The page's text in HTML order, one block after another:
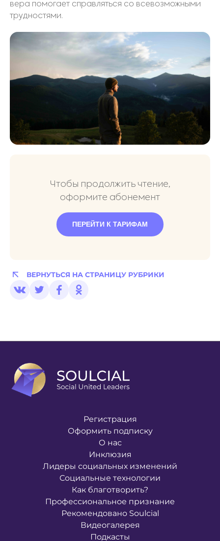
вера помогает справляться со всевозможными
трудностями.
Чтобы продолжить чтение,
оформите абонемент
ПЕРЕЙТИ К ТАРИФАМ
ВЕРНУТЬСЯ НА СТРАНИЦУ РУБРИКИ
Регистрация
Оформить подписку
О нас
Инклюзия
Лидеры социальных изменений
Социальные технологии
Как благотворить?
Профессиональное признание
Рекомендовано Soulcial
Видеогалерея
Подкасты